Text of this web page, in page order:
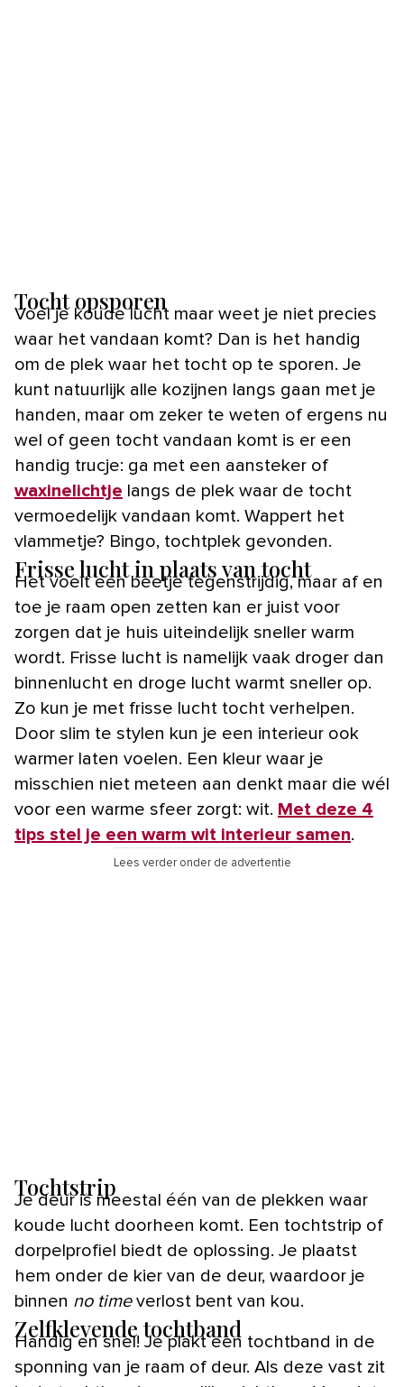
Tocht opsporen
Voel je koude lucht maar weet je niet precies
waar het vandaan komt? Dan is het handig
om de plek waar het tocht op te sporen. Je
kunt natuurlijk alle kozijnen langs gaan met je
handen, maar om zeker te weten of ergens nu
wel of geen tocht vandaan komt is er een
handig trucje: ga met een aansteker of
waxinelichtje langs de plek waar de tocht
vermoedelijk vandaan komt. Wappert het
vlammetje? Bingo, tochtplek gevonden.
Frisse lucht in plaats van tocht
Het voelt een beetje tegenstrijdig, maar af en
toe je raam open zetten kan er juist voor
zorgen dat je huis uiteindelijk sneller warm
wordt. Frisse lucht is namelijk vaak droger dan
binnenlucht en droge lucht warmt sneller op.
Zo kun je met frisse lucht tocht verhelpen.
Door slim te stylen kun je een interieur ook
warmer laten voelen. Een kleur waar je
misschien niet meteen aan denkt maar die wél
voor een warme sfeer zorgt: wit. Met deze 4
tips stel je een warm wit interieur samen.
Lees verder onder de advertentie
Tochtstrip
Je deur is meestal één van de plekken waar
koude lucht doorheen komt. Een tochtstrip of
dorpelprofiel biedt de oplossing. Je plaatst
hem onder de kier van de deur, waardoor je
binnen no timeverlost bent van kou.
Zelfklevende tochtband
Handig en snel! Je plakt een tochtband in de
sponning van je raam of deur. Als deze vast zit